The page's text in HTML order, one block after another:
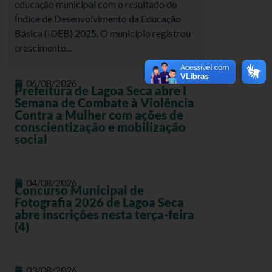
educação municipal com o resultado do
Índice de Desenvolvimento da Educação
Básica (IDEB) 2025. O município registrou
crescimento...
06/08/2026
Prefeitura de Lagoa Seca abre I
Semana de Combate à Violência
Contra a Mulher com ações de
conscientização e mobilização
social
04/08/2026
Concurso Municipal de
Fotografia 2026 de Lagoa Seca
abre inscrições nesta terça-feira
(4)